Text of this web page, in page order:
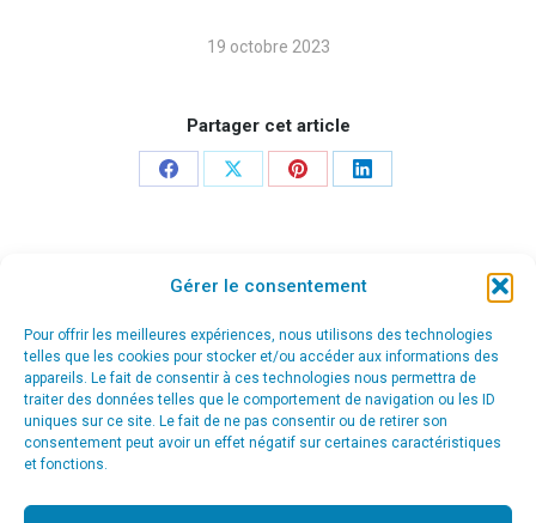
Gérer le consentement
Pour offrir les meilleures expériences, nous utilisons des technologies
telles que les cookies pour stocker et/ou accéder aux informations des
appareils. Le fait de consentir à ces technologies nous permettra de
traiter des données telles que le comportement de navigation ou les ID
uniques sur ce site. Le fait de ne pas consentir ou de retirer son
consentement peut avoir un effet négatif sur certaines caractéristiques
et fonctions.
19 octobre 2023
Partager cet article
Share
Share
Share
Share
Navigation
de
commentaire
Onglet
précédent
Pulse Patrimoine – Accompagnement
stratégique
ONGLET SUIVANT
CPandCo – Création d’un site web